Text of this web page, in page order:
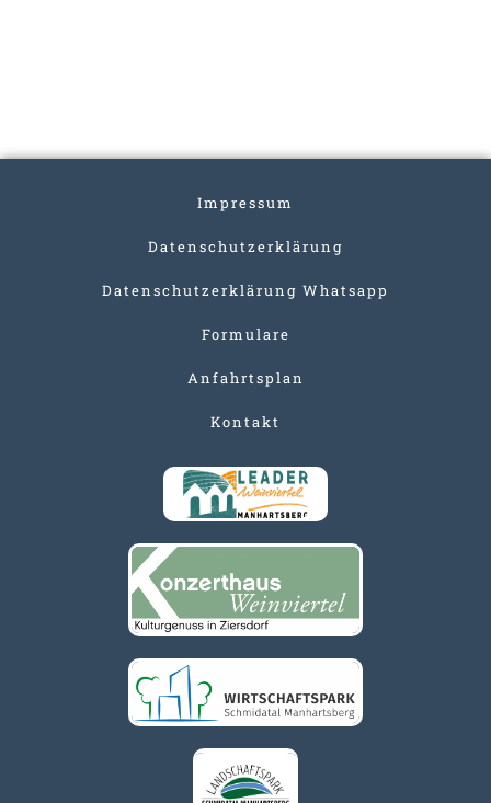
Impressum
Datenschutzerklärung
Datenschutzerklärung Whatsapp
Formulare
Anfahrtsplan
Kontakt